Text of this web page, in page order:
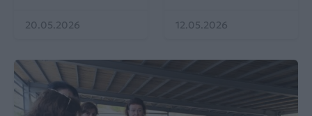
20.05.2026 12.05.2026